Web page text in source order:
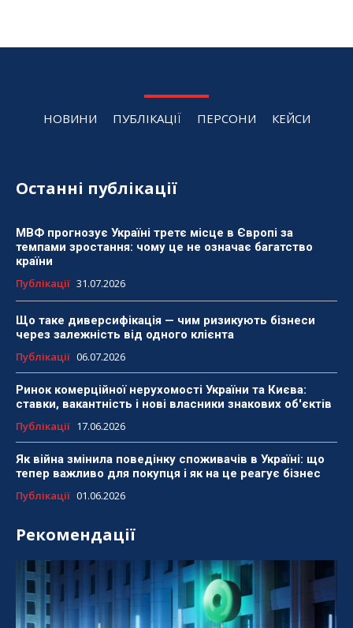
НОВИНИ ПУБЛІКАЦІЇ ПЕРСОНИ КЕЙСИ
Останні публікації
МВФ прогнозує Україні третє місце в Європі за
темпами зростання: чому це не означає багатство
країни
Публікації 31.07.2026
Що таке диверсифікація — чим ризикують бізнеси
через залежність від одного клієнта
Публікації 06.07.2026
Ринок комерційної нерухомості України та Києва:
ставки, вакантність і нові власники знакових об'єктів
Публікації 17.06.2026
Як війна змінила поведінку споживачів в Україні: що
тепер важливо для покупця і як на це реагує бізнес
Публікації 01.06.2026
Рекомендації